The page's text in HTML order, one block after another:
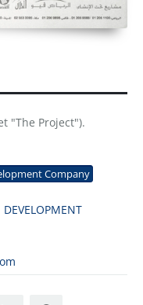
"The Project").
Company